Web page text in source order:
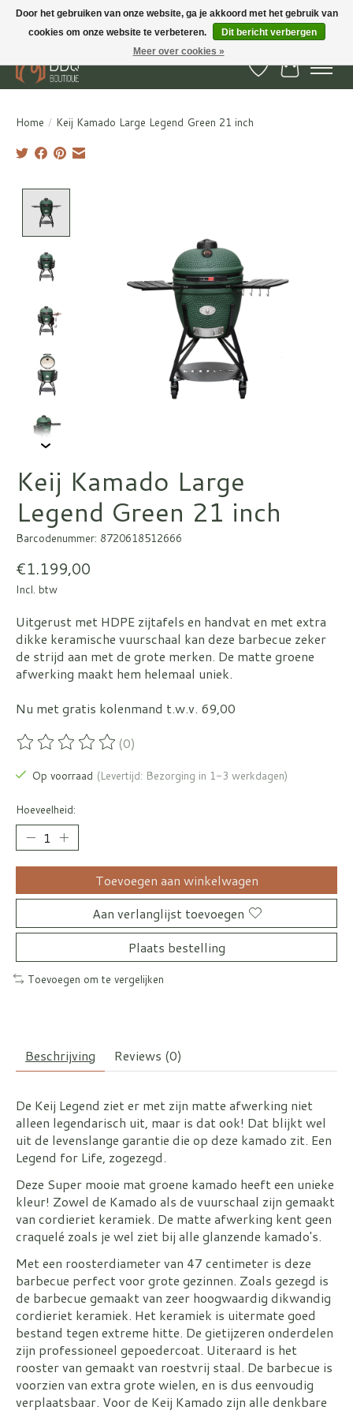
BBQ Boutique - Gratis verzenden en afhalen in Hedel en Kesteren
Verlanglijst
Home / Keij Kamado Large Legend Green 21 inch
Keij Kamado Large
Legend Green 21 inch
Barcodenummer: 8720618512666
€1.199,00
Incl. btw
Uitgerust met HDPE zijtafels en handvat en met extra
dikke keramische vuurschaal kan deze barbecue zeker
de strijd aan met de grote merken. De matte groene
afwerking maakt hem helemaal uniek.
Nu met gratis kolenmand t.w.v. 69,00
De beoordeling van dit product is
(0)
Op voorraad (Levertijd: Bezorging in 1-3 werkdagen)
Hoeveelheid:
Toevoegen aan winkelwagen
Aan verlanglijst toevoegen
Plaats bestelling
Toevoegen om te vergelijken
Beschrijving Reviews (0)
De Keij Legend ziet er met zijn matte afwerking niet
alleen legendarisch uit, maar is dat ook! Dat blijkt wel
uit de levenslange garantie die op deze kamado zit. Een
Legend for Life, zogezegd.
Deze Super mooie mat groene kamado heeft een unieke
kleur! Zowel de Kamado als de vuurschaal zijn gemaakt
van cordieriet keramiek. De matte afwerking kent geen
craquelé zoals je wel ziet bij alle glanzende kamado's.
Met een roosterdiameter van 47 centimeter is deze
barbecue perfect voor grote gezinnen. Zoals gezegd is
de barbecue gemaakt van zeer hoogwaardig dikwandig
cordieriet keramiek. Het keramiek is uitermate goed
bestand tegen extreme hitte. De gietijzeren onderdelen
zijn professioneel gepoedercoat. Uiteraard is het
rooster van gemaakt van roestvrij staal. De barbecue is
voorzien van extra grote wielen, en is dus eenvoudig
verplaatsbaar. Voor de Keij Kamado zijn alle denkbare
Door het gebruiken van onze website, ga je akkoord met het gebruik van
cookies om onze website te verbeteren.
Dit bericht verbergen
Meer over cookies »